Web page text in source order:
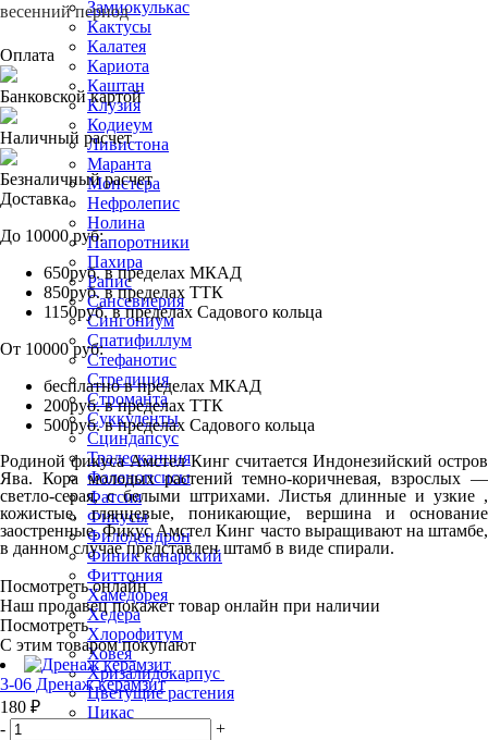
Замиокулькас
Кактусы
Калатея
Кариота
Каштан
Клузия
Кодиеум
Ливистона
Маранта
Монстера
Нефролепис
Нолина
Папоротники
Пахира
Рапис
Сансевиерия
Сингониум
Спатифиллум
Стефанотис
Стрелиция
Строманта
Суккуленты
Сциндапсус
Традесканция
Фаленопсисы
Фатсия
Фикусы
Филодендрон
Финик канарский
Фиттония
Хамедорея
Хедера
Хлорофитум
Ховея
Хризалидокарпус
Цветущие растения
Цикас
весенний период
Оплата
Банковской картой
Наличный расчет
Безналичный расчет
Доставка
До 10000 руб:
650руб. в пределах МКАД
850руб. в пределах ТТК
1150руб. в пределах Садового кольца
От 10000 руб:
бесплатно в пределах МКАД
200руб. в пределах ТТК
500руб. в пределах Садового кольца
Родиной фикуса Амстел Кинг считается Индонезийский остров
Ява. Кора молодых растений темно-коричневая, взрослых —
светло-серая, с белыми штрихами. Листья длинные и узкие ,
кожистые, глянцевые, поникающие, вершина и основание
заостренные. Фикус Амстел Кинг часто выращивают на штамбе,
в данном случае представлен штамб в виде спирали.
Посмотреть онлайн
Наш продавец покажет товар онлайн при наличии
Посмотреть
С этим товаром покупают
3-06 Дренаж керамзит
180 ₽
-
+